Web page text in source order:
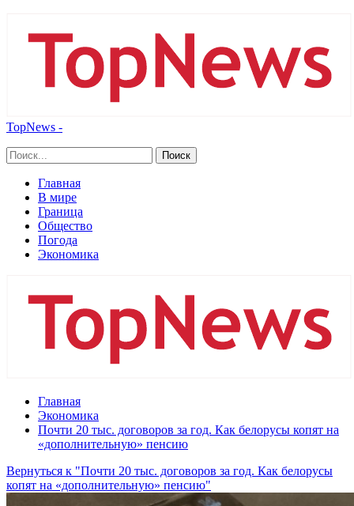
TopNews -
Главная
В мире
Граница
Общество
Погода
Экономика
Главная
Экономика
Почти 20 тыс. договоров за год. Как белорусы копят на
«дополнительную» пенсию
Вернуться к "Почти 20 тыс. договоров за год. Как белорусы
копят на «дополнительную» пенсию"